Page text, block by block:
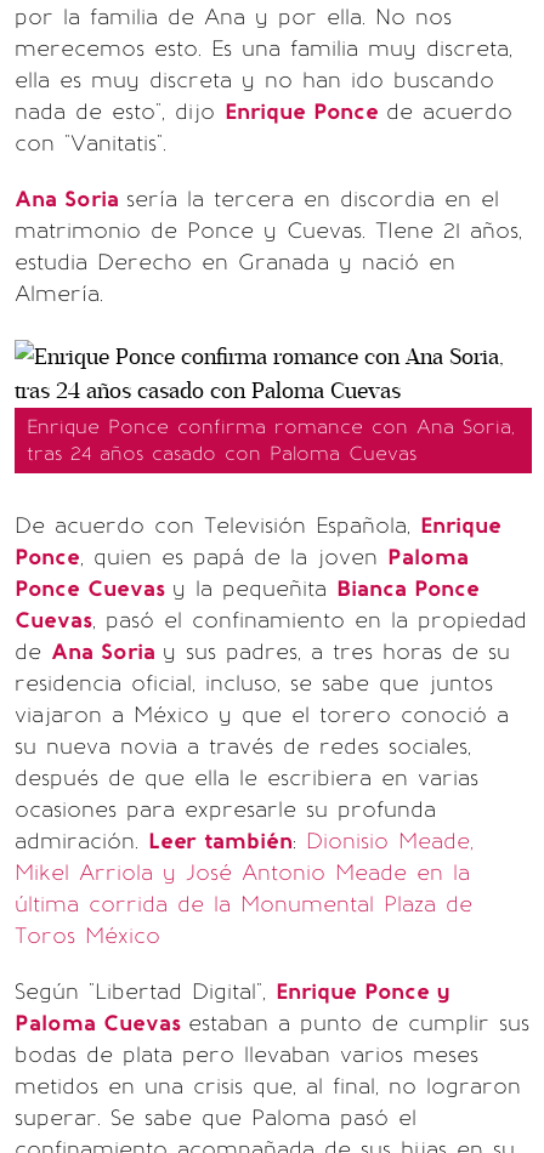
por la familia de Ana y por ella. No nos
merecemos esto. Es una familia muy discreta,
ella es muy discreta y no han ido buscando
nada de esto", dijo Enrique Ponce de acuerdo
con "Vanitatis".
Ana Soria sería la tercera en discordia en el
matrimonio de Ponce y Cuevas. TIene 21 años,
estudia Derecho en Granada y nació en
Almería.
Enrique Ponce confirma romance con Ana Soria,
tras 24 años casado con Paloma Cuevas
De acuerdo con Televisión Española, Enrique
Ponce, quien es papá de la joven Paloma
Ponce Cuevas y la pequeñita Bianca Ponce
Cuevas, pasó el confinamiento en la propiedad
de Ana Soria y sus padres, a tres horas de su
residencia oficial, incluso, se sabe que juntos
viajaron a México y que el torero conoció a
su nueva novia a través de redes sociales,
después de que ella le escribiera en varias
ocasiones para expresarle su profunda
admiración. Leer también: Dionisio Meade,
Mikel Arriola y José Antonio Meade en la
última corrida de la Monumental Plaza de
Toros México
Según "Libertad Digital", Enrique Ponce y
Paloma Cuevas estaban a punto de cumplir sus
bodas de plata pero llevaban varios meses
metidos en una crisis que, al final, no lograron
superar. Se sabe que Paloma pasó el